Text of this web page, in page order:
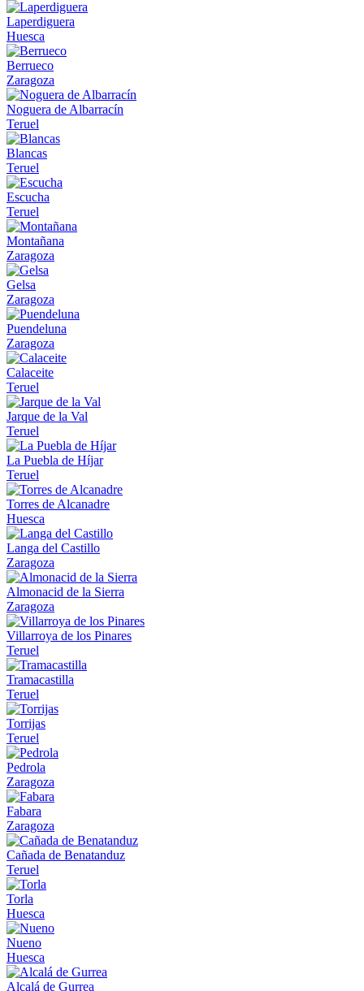
Laperdiguera
Huesca
Berrueco
Zaragoza
Noguera de Albarracín
Teruel
Blancas
Teruel
Escucha
Teruel
Montañana
Zaragoza
Gelsa
Zaragoza
Puendeluna
Zaragoza
Calaceite
Teruel
Jarque de la Val
Teruel
La Puebla de Híjar
Teruel
Torres de Alcanadre
Huesca
Langa del Castillo
Zaragoza
Almonacid de la Sierra
Zaragoza
Villarroya de los Pinares
Teruel
Tramacastilla
Teruel
Torrijas
Teruel
Pedrola
Zaragoza
Fabara
Zaragoza
Cañada de Benatanduz
Teruel
Torla
Huesca
Nueno
Huesca
Alcalá de Gurrea